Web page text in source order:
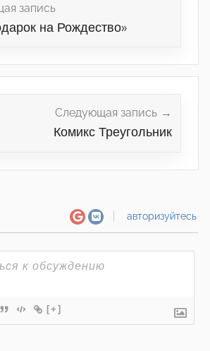
запись
на Рождество»
Следующая запись
Комикс Треугольник
авторизуйтесь
[+]